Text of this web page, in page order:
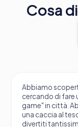
Cosa
Abbiamo
cercando di fare
game" in città.
una caccia al
divertiti